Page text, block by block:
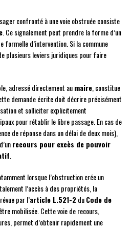
confronté à une voie obstruée consiste
. Ce signalement peut prendre la forme d’un
formelle d’intervention. Si la commune
plusieurs leviers juridiques pour faire
adressé directement aumaire , constitue
demande écrite doit décrire précisément
et solliciter explicitement
pour rétablir le libre passage. En cas de
de réponse dans un délai de deux mois),
recours pour excès de pouvoir
lorsque l’obstruction crée un
l’accès à des propriétés, la
par l’article L.521-2duCode de
mobilisée. Cette voie de recours,
permet d’obtenir rapidement une